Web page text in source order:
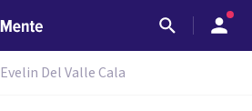
Evelin Del Valle Cala